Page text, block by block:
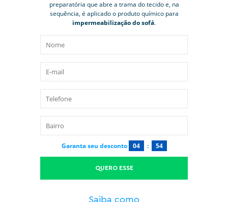
preparatória que abre a trama do tecido e, na
sequência, é aplicado o produto químico para
impermeabilização do sofá.
Garanta seu desconto 04 : 53
QUERO ESSE
Saiba como